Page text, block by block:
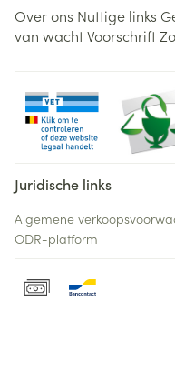
Over ons Nuttige links
van wachtVoorschrift
Juridische links
Algemene
ODR-platform